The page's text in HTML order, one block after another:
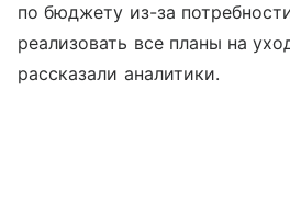
по бюджету из-за
реализовать все планы на
рассказали аналитики.